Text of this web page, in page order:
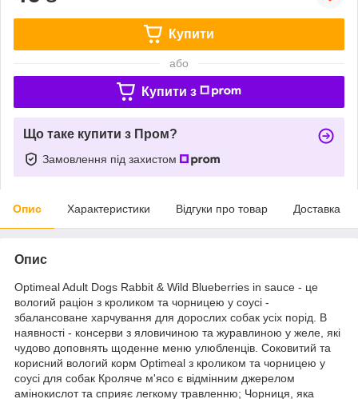
Купити
або
Купити з
Що таке купити з Пром?
Замовлення під захистом
Опис Характеристики Відгуки про товар Доставка
Опис
Optimeal Adult Dogs Rabbit & Wild Blueberries in sauce - це
вологий раціон з кроликом та чорницею у соусі -
збалансоване харчування для дорослих собак усіх порід. В
наявності - консерви з яловичиною та журавлиною у желе, які
чудово доповнять щоденне меню улюбленців. Соковитий та
корисний вологий корм Optimeal з кроликом та чорницею у
соусі для собак Кроляче м'ясо є відмінним джерелом
амінокислот та сприяє легкому травленню; Чорниця, яка